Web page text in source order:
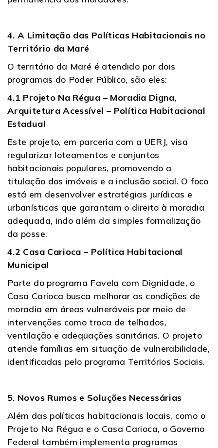
4. A Limitação das Políticas Habitacionais no
Território da Maré
O território da Maré é atendido por dois
programas do Poder Público, são eles:
4.1 Projeto Na Régua – Moradia Digna,
Arquitetura Acessível – Política Habitacional
Estadual
Este projeto, em parceria com a UERJ, visa
regularizar loteamentos e conjuntos
habitacionais populares, promovendo a
titulação dos imóveis e a inclusão social. O foco
está em desenvolver estratégias jurídicas e
urbanísticas que garantam o direito à moradia
adequada, indo além da simples formalização
da posse.
4.2 Casa Carioca – Política Habitacional
Municipal
Parte do programa Favela com Dignidade, o
Casa Carioca busca melhorar as condições de
moradia em áreas vulneráveis por meio de
intervenções como troca de telhados,
ventilação e adequações sanitárias. O projeto
atende famílias em situação de vulnerabilidade,
identificadas pelo programa Territórios Sociais.
5. Novos Rumos e Soluções Necessárias
Além das políticas habitacionais locais, como o
Projeto Na Régua e o Casa Carioca, o Governo
Federal também implementa programas